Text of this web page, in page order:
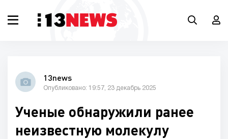
13news
Опубликовано: 19:57, 23 декабрь 2025
Ученые обнаружили ранее
неизвестную молекулу